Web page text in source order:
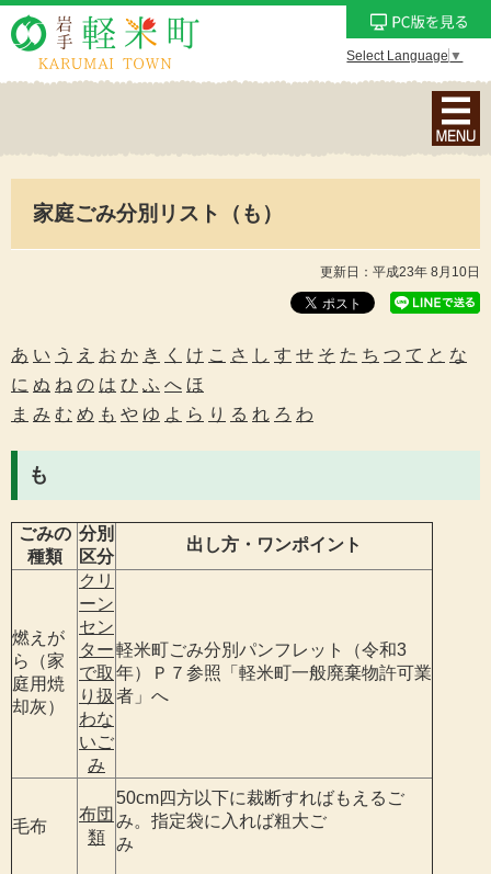
Select Language ▼
ナ
ビ
ン
メ
ュ
家庭ごみ分別リスト（も）
更新日：平成23年 8月10日
あ い う え お か き く け こ さ し す せ そ た ち つ て と な
に ぬ ね の は ひ ふ へ ほ
ま み む め も や ゆ よ ら り る れ ろ わ
も
ごみの
種類
分別
区分
出し方・ワンポイント
燃えが
ら（家
庭用焼
却灰）
クリ
ーン
セン
ター
で取
り扱
わな
いご
み
軽米町ごみ分別パンフレット（令和3
年）Ｐ７参照「軽米町一般廃棄物許可業
者」へ
毛布
布団
類
50cm四方以下に裁断すればもえるご
み。指定袋に入れば粗大ご
み